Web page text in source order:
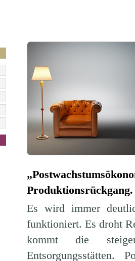
Produktionsrückgang.
Es wird immer
funktioniert. Es droht
kommt die